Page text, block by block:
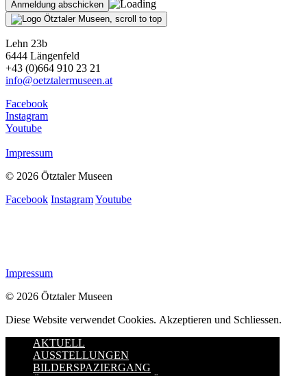
Lehn 23b
6444 Längenfeld
+43 (0)664 910 23 21
info@oetztalermuseen.at
Facebook
Instagram
Youtube
Impressum
© 2026 Ötztaler Museen
Facebook InstagramYoutube
Impressum
© 2026 Ötztaler Museen
Diese Website verwendet Cookies. Akzeptieren und Schliessen.
AKTUELL
AUSSTELLUNGEN
BILDERSPAZIERGANG